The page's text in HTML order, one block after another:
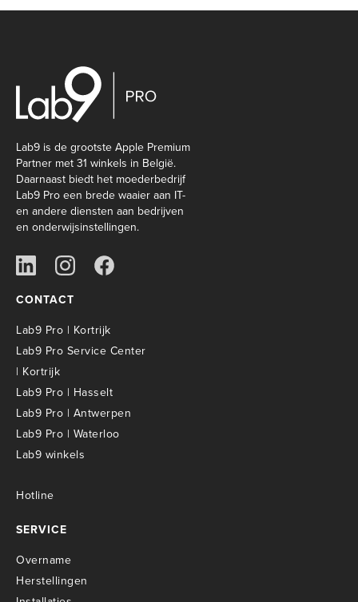
Lab9 is de grootste Apple Premium
Partner met 31 winkels in België.
Daarnaast biedt het moederbedrijf
Lab9 Pro een brede waaier aan IT-
en andere diensten aan bedrijven
en onderwijsinstellingen.
CONTACT
Lab9 Pro | Kortrijk
Lab9 Pro Service Center
| Kortrijk
Lab9 Pro | Hasselt
Lab9 Pro | Antwerpen
Lab9 Pro | Waterloo
Lab9 winkels
Hotline
SERVICE
Overname
Herstellingen